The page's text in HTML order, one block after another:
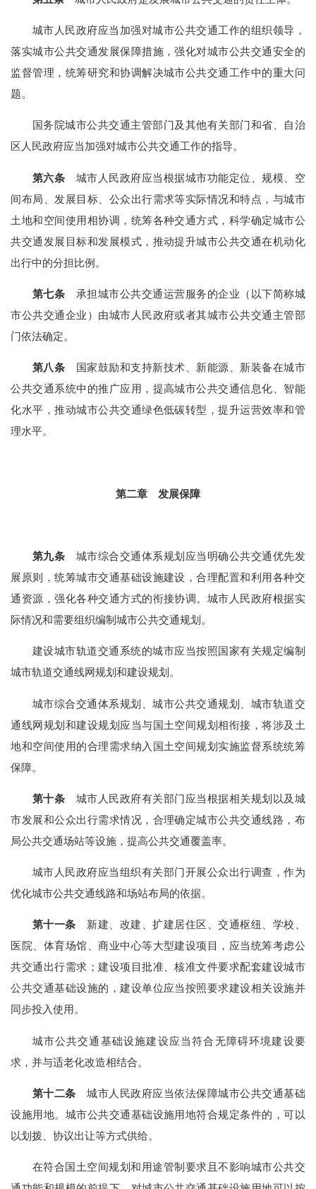
城市人民政府应当加强对城市公共交通工作的组织领导，
落实城市公共交通发展保障措施，强化对城市公共交通安全的
监督管理，统筹研究和协调解决城市公共交通工作中的重大问
题。
国务院城市公共交通主管部门及其他有关部门和省、自治
区人民政府应当加强对城市公共交通工作的指导。
第六条 城市人民政府应当根据城市功能定位、规模、空
间布局、发展目标、公众出行需求等实际情况和特点，与城市
土地和空间使用相协调，统筹各种交通方式，科学确定城市公
共交通发展目标和发展模式，推动提升城市公共交通在机动化
出行中的分担比例。
第七条 承担城市公共交通运营服务的企业（以下简称城
市公共交通企业）由城市人民政府或者其城市公共交通主管部
门依法确定。
第八条 国家鼓励和支持新技术、新能源、新装备在城市
公共交通系统中的推广应用，提高城市公共交通信息化、智能
化水平，推动城市公共交通绿色低碳转型，提升运营效率和管
理水平。
第二章 发展保障
第九条 城市综合交通体系规划应当明确公共交通优先发
展原则，统筹城市交通基础设施建设，合理配置和利用各种交
通资源，强化各种交通方式的衔接协调。城市人民政府根据实
际情况和需要组织编制城市公共交通规划。
建设城市轨道交通系统的城市应当按照国家有关规定编制
城市轨道交通线网规划和建设规划。
城市综合交通体系规划、城市公共交通规划、城市轨道交
通线网规划和建设规划应当与国土空间规划相衔接，将涉及土
地和空间使用的合理需求纳入国土空间规划实施监督系统统筹
保障。
第十条 城市人民政府有关部门应当根据相关规划以及城
市发展和公众出行需求情况，合理确定城市公共交通线路，布
局公共交通场站等设施，提高公共交通覆盖率。
城市人民政府应当组织有关部门开展公众出行调查，作为
优化城市公共交通线路和场站布局的依据。
第十一条 新建、改建、扩建居住区、交通枢纽、学校、
医院、体育场馆、商业中心等大型建设项目，应当统筹考虑公
共交通出行需求；建设项目批准、核准文件要求配套建设城市
公共交通基础设施的，建设单位应当按照要求建设相关设施并
同步投入使用。
城市公共交通基础设施建设应当符合无障碍环境建设要
求，并与适老化改造相结合。
第十二条 城市人民政府应当依法保障城市公共交通基础
设施用地。城市公共交通基础设施用地符合规定条件的，可以
以划拨、协议出让等方式供给。
在符合国土空间规划和用途管制要求且不影响城市公共交